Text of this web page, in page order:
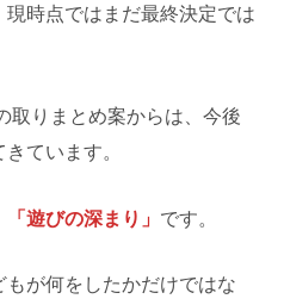
時点ではまだ最終決定では
取りまとめ案からは、今後
ています。
「遊びの深まり」 です。
が何をしたかだけではな